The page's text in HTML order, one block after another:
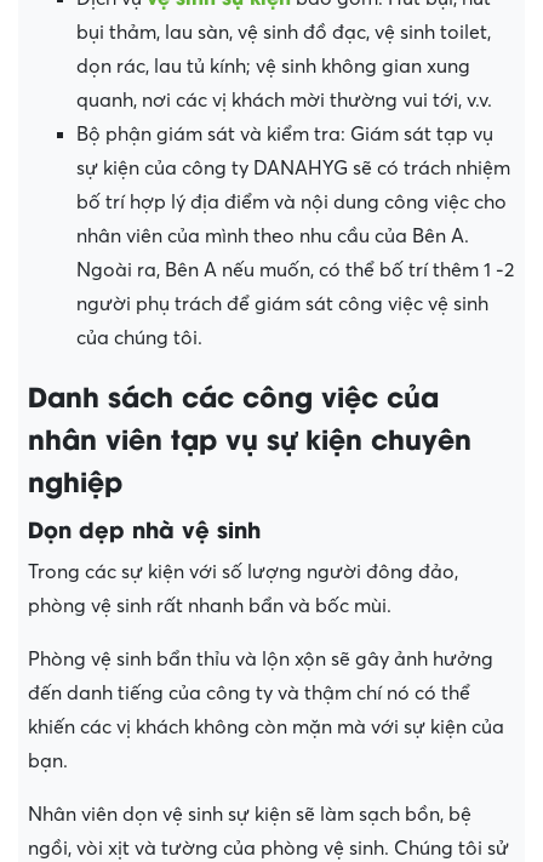
bụi thảm, lau sàn, vệ sinh đồ đạc, vệ sinh toilet,
dọn rác, lau tủ kính; vệ sinh không gian xung
quanh, nơi các vị khách mời thường vui tới, v.v.
Bộ phận giám sát và kiểm tra: Giám sát tạp vụ
sự kiện của công ty DANAHYG sẽ có trách nhiệm
bố trí hợp lý địa điểm và nội dung công việc cho
nhân viên của mình theo nhu cầu của Bên A.
Ngoài ra, Bên A nếu muốn, có thể bố trí thêm 1 -2
người phụ trách để giám sát công việc vệ sinh
của chúng tôi.
Danh sách các công việc của
nhân viên tạp vụ sự kiện chuyên
nghiệp
Dọn dẹp nhà vệ sinh
Trong các sự kiện với số lượng người đông đảo,
phòng vệ sinh rất nhanh bẩn và bốc mùi.
Phòng vệ sinh bẩn thỉu và lộn xộn sẽ gây ảnh hưởng
đến danh tiếng của công ty và thậm chí nó có thể
khiến các vị khách không còn mặn mà với sự kiện của
bạn.
Nhân viên dọn vệ sinh sự kiện sẽ làm sạch bồn, bệ
ngồi, vòi xịt và tường của phòng vệ sinh. Chúng tôi sử